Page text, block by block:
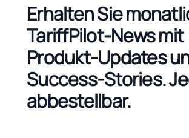
Erhalten Sie
TariffPilot-News mit
Produkt-Updates
Success-Stories.
abbestellbar.